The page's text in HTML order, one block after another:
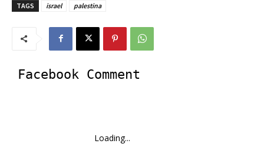
TAGS israel palestina
Facebook Comment
Loading...